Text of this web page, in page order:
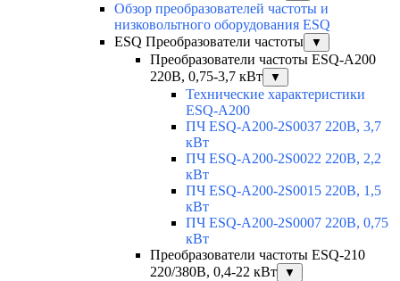
Обзор преобразователей частоты и
низковольтного оборудования ESQ
ESQ Преобразователи частоты
▼
Преобразователи частоты ESQ-A200
220В, 0,75-3,7 кВт
▼
Технические характеристики
ESQ-A200
ПЧ ESQ-A200-2S0037 220В, 3,7
кВт
ПЧ ESQ-A200-2S0022 220В, 2,2
кВт
ПЧ ESQ-A200-2S0015 220В, 1,5
кВт
ПЧ ESQ-A200-2S0007 220В, 0,75
кВт
Преобразователи частоты ESQ-210
220/380В, 0,4-22 кВт
▼